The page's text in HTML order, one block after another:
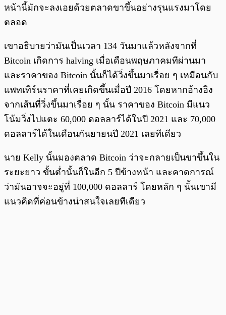
หน้านี้มักจะลงเอยด้วยตลาดขาขึ้นอย่างรุนแรงมาโดย
ตลอด
เขาอธิบายว่ามันเป็นเวลา 134 วันมาแล้วหลังจากที่
Bitcoin เกิดการ halving เมื่อเดือนพฤษภาคมทีผ่านมา
และราคาของ Bitcoin นั้นก็ได้วิ่งขึ้นมาเรื่อย ๆ เหมือนกับ
แพทเทิร์นราคาที่เคยเกิดขึ้นเมื่อปี 2016 โดยหากอ้างอิง
จากเส้นที่วิ่งขึ้นมาเรื่อย ๆ นั้น ราคาของ Bitcoin มีแนว
โน้มวิ่งไปแตะ 60,000 ดอลลาร์ได้ในปี 2021 และ 70,000
ดอลลาร์ได้ในเดือนกันยายนปี 2021 เลยทีเดียว
นาย Kelly นั้นมองตลาด Bitcoin ว่าจะกลายเป็นขาขึ้นใน
ระยะยาว ขั้นต่ำนั้นก็ในอีก 5 ปีข้างหน้า และคาดการณ์
ว่ามันอาจจะอยู่ที่ 100,000 ดอลลาร์ โดยหลัก ๆ นั้นเขามี
แนวคิดที่ค่อนข้างน่าสนใจเลยทีเดียว